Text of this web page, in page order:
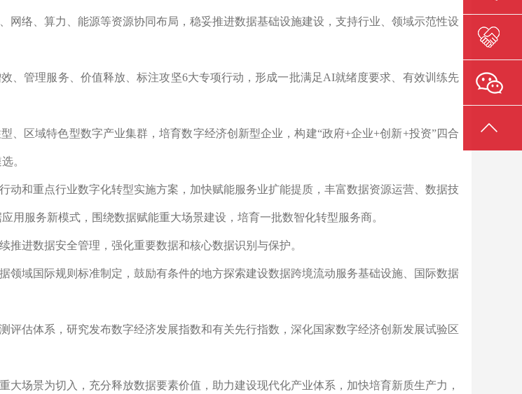
网络、算力、能源等资源协同布局，稳妥推进数据基础设施建设，支持行业、领域示范性设
、管理服务、价值释放、标注攻坚6大专项行动，形成一批满足AI就绪度要求、有效训练先
、区域特色型数字产业集群，培育数字经济创新型企业，构建“政府+企业+创新+投资”四合
。
动和重点行业数字化转型实施方案，加快赋能服务业扩能提质，丰富数据资源运营、数据技
服务新模式，围绕数据赋能重大场景建设，培育一批数智化转型服务商。
推进数据安全管理，强化重要数据和核心数据识别与保护。
领域国际规则标准制定，鼓励有条件的地方探索建设数据跨境流动服务基础设施、国际数据
评估体系，研究发布数字经济发展指数和有关先行指数，深化国家数字经济创新发展试验区
场景为切入，充分释放数据要素价值，助力建设现代化产业体系，加快培育新质生产力，